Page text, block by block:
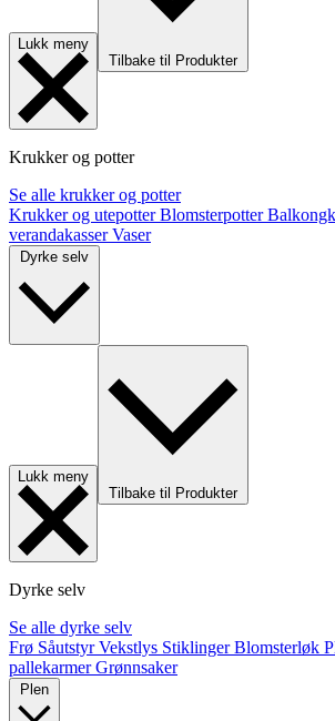
Lukk meny
Tilbake til Produkter
Krukker og potter
Se alle krukker og potter
Krukker og utepotterBlomsterpotter
verandakasserVaser
Lukk meny
Tilbake til Produkter
Dyrke selv
Se alle dyrke selv
Frø SåutstyrVekstlys StiklingerBlomsterløk
pallekarmerGrønnsaker